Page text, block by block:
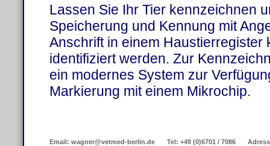
Lassen Sie Ihr Tier kennzeichnen
Speicherung und Kennung mit
Anschrift in einem Haustierregister
identifiziert werden. Zur
ein modernes System zur
Markierung mit einem Mikrochip.
Email: wagner@vetmed-berlin.de Tel: +49 (0)6701 / 7086